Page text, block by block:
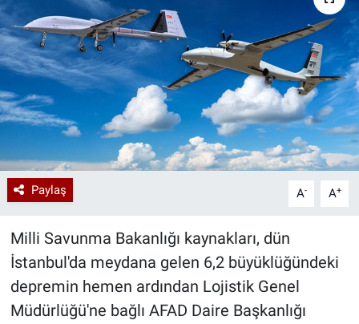
Paylaş A- A+
Milli Savunma Bakanlığı kaynakları, dün
İstanbul'da meydana gelen 6,2 büyüklüğündeki
depremin hemen ardından Lojistik Genel
Müdürlüğü'ne bağlı AFAD Daire Başkanlığı
Sağlık
Teknoloji
Ramazan